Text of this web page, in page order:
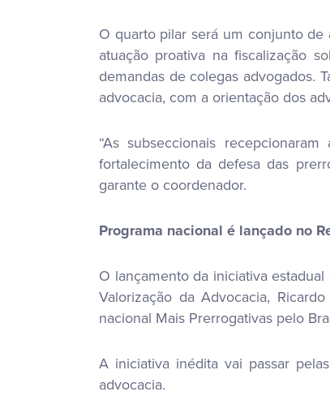
O quarto pilar será um conjunto
atuação proativa na fiscalização
demandas de colegas advogados.
advocacia, com a orientação dos
“As subseccionais
fortalecimento da defesa das
garante o coordenador.
Programa nacional é lançado no
O lançamento da iniciativa
Valorização da Advocacia,
nacional Mais Prerrogativas pelo
A iniciativa inédita vai passar
advocacia.